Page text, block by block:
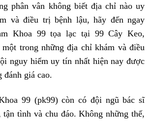
phân vân không biết địa chỉ nào uy
và điều trị bệnh lậu, hãy đến ngay
Khoa 99 tọa lạc tại 99 Cây Keo,
trong những địa chỉ khám và điều
nguy hiểm uy tín nhất hiện nay được
đánh giá cao.
99 (pk99) còn có đội ngũ bác sĩ
tận tình và chu đáo. Không những thế,